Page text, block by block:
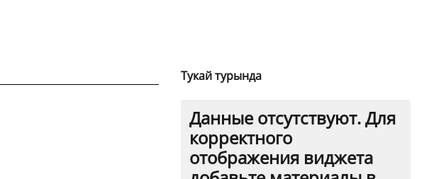
Тукай турында
Данные отсутствуют. Для
корректного
отображения виджета